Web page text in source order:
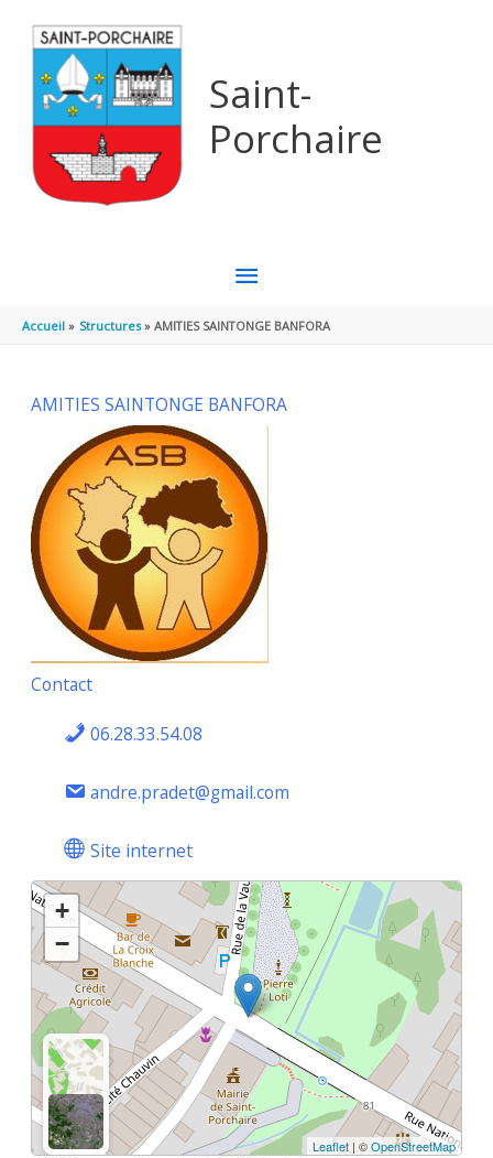
Saint-
Porchaire
MENU
PRINCIPAL
Accueil Structures AMITIES SAINTONGE BANFORA
AMITIES SAINTONGE BANFORA
Contact
06.28.33.54.08
andre.pradet@gmail.com
Site internet
+
−
Leaflet | ©OpenStreetMap